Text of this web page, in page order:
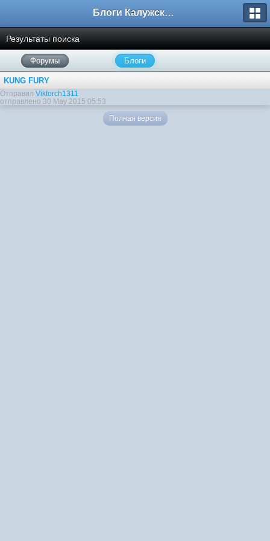
Блоги Калужского перекрестка
Результаты поиска
Форумы Блоги
KUNG FURY
Отправил Viktorch1311
отправлено 30 May 2015 05:53
Полная версия